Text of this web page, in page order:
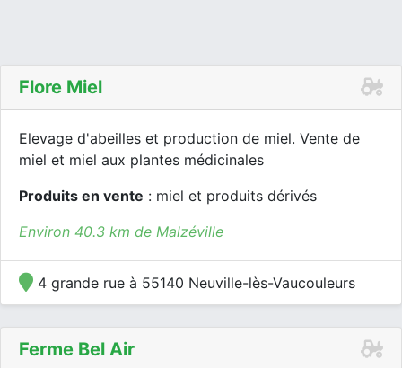
Flore Miel
Elevage d'abeilles et production de miel. Vente de
miel et miel aux plantes médicinales
Produits en vente : miel et produits dérivés
Environ 40.3 km de Malzéville
4 grande rue à 55140 Neuville-lès-Vaucouleurs
Ferme Bel Air